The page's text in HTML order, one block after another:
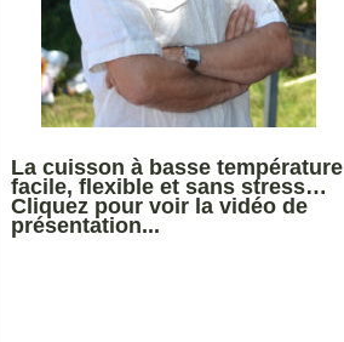
La cuisson à basse température
facile, flexible et sans stress…
Cliquez pour voir la vidéo de
présentation...